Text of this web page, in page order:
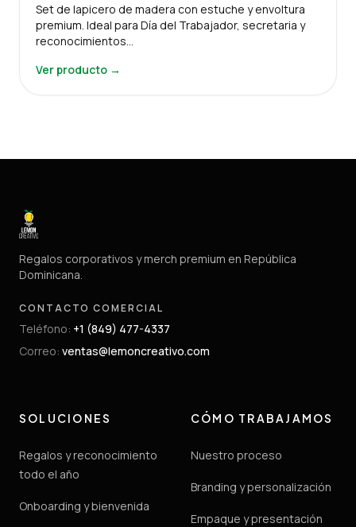
Set de lapicero de madera con estuche y envoltura
premium. Ideal para Día del Trabajador, secretaria y
reconocimientos…
Ver producto →
Regalos corporativos y merch premium en República
Dominicana.
CONTACTO COMERCIAL
Teléfono: +1 (849) 477-4337
Correo: ventas@lemoncreativo.com
SOLUCIONES
Regalos y reconocimiento
todo el año
Onboarding y bienvenida
CÓMO TRABAJAMOS
Nuestro proceso
Branding y personalización
Empaque y presentación